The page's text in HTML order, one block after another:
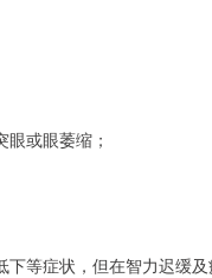
或眼萎缩；
等症状，但在智力迟缓